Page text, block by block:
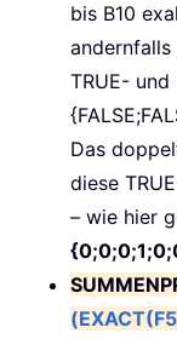
bis B10
andernfalls
TRUE-
Das
diese
– wie hier